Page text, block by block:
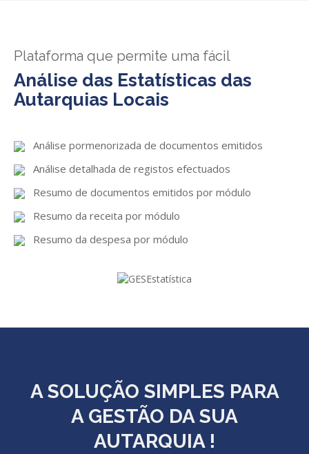
GESDocumental
GESEscola
GESEstatística
GESLicenciamento
GESSNC-AP Reg. Completo
GESPopulação
GESProcesso
Submeter SAFT
Plataforma que permite uma fácil
Análise das Estatísticas das
Autarquias Locais
Análise pormenorizada de documentos emitidos
Análise detalhada de registos efectuados
Resumo de documentos emitidos por módulo
Resumo da receita por módulo
Resumo da despesa por módulo
A SOLUÇÃO SIMPLES PARA
A GESTÃO DA SUA
AUTARQUIA !